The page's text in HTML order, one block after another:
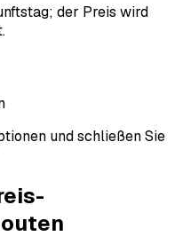
der Preis wird
und schließen Sie